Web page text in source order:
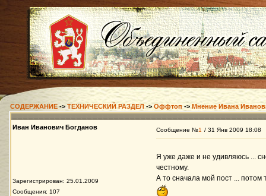
СОДЕРЖАНИЕ ->ТЕХНИЧЕСКИЙ РАЗДЕЛ ->Оффтоп->Мнение Ивана
Иван Иванович Богданов
Зарегистрирован: 25.01.2009
Сообщения: 107
Сообщение №1 / 31 Янв 2009 18:08
Я уже даже и не удивляюсь ...
честному.
А то сначала мой пост ... потом